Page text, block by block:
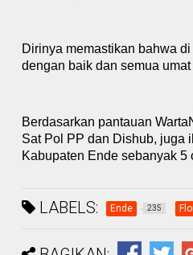
Dirinya memastikan bahwa di
dengan baik dan semua
Berdasarkan pantauan
Sat Pol PP dan Dishub, juga
Kabupaten Ende sebanyak
LABELS: Ende 235